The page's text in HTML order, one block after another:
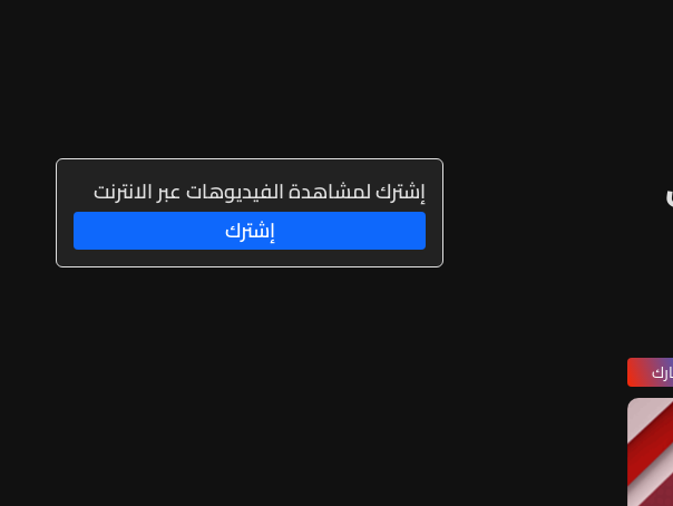
إشترك لمشاهدة الفيديوهات عبر الانترنت
إشترك